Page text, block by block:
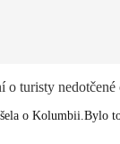
o turisty nedotčené
o Kolumbii.Bylo